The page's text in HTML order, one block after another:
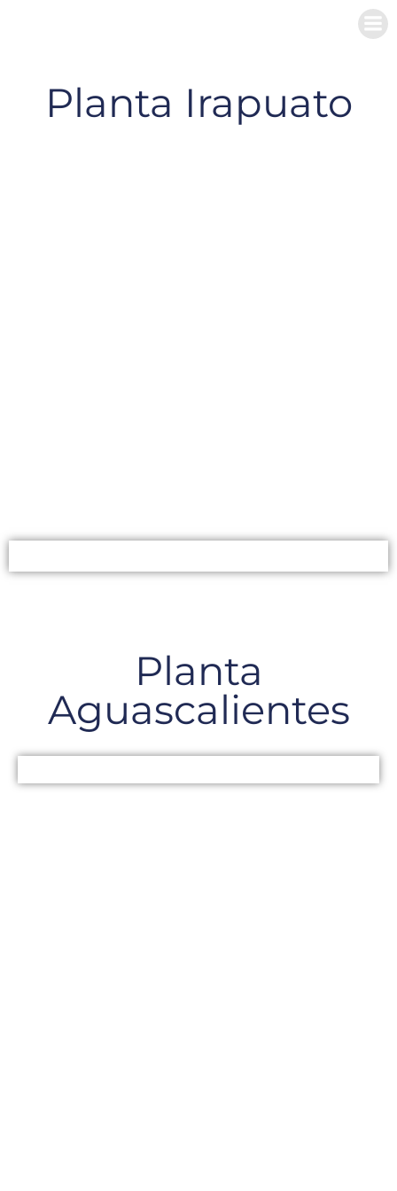
Planta Irapuato
Planta
Aguascalientes